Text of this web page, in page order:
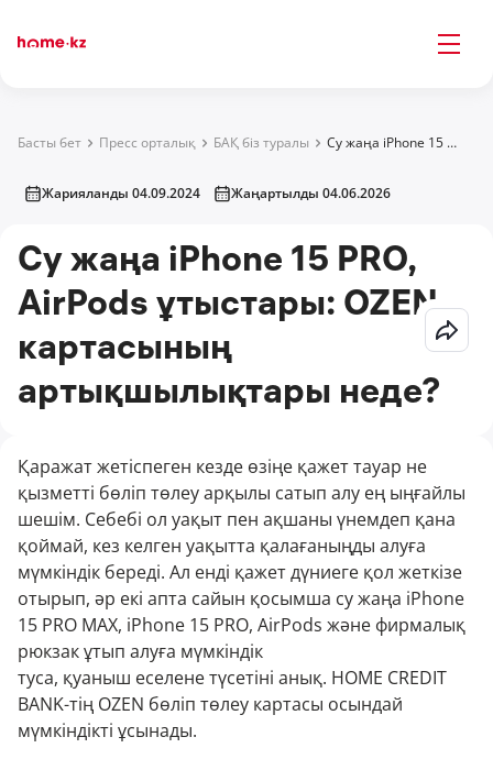
Басты бет Пресс орталық БАҚ біз туралы Су жаңа iPhone 15 PRO, AirPods ұтыстары: OZEN картасының артықшылықтары неде?
Жарияланды 04.09.2024 Жаңартылды 04.06.2026
Су жаңа iPhone 15 PRO,
AirPods ұтыстары: OZEN
картасының
артықшылықтары неде?
Қаражат жетіспеген кезде өзіңе қажет тауар не
қызметті бөліп төлеу арқылы сатып алу ең ыңғайлы
шешім. Себебі ол уақыт пен ақшаны үнемдеп қана
қоймай, кез келген уақытта қалағаныңды алуға
мүмкіндік береді. Ал енді қажет дүниеге қол жеткізе
отырып, әр екі апта сайын қосымша су жаңа iPhone
15 PRO MAX, iPhone 15 PRO, AirPods және фирмалық
рюкзак ұтып алуға мүмкіндік
туса, қуаныш еселене түсетіні анық. HOME CREDIT
BANK-тің OZEN бөліп төлеу картасы осындай
мүмкіндікті ұсынады.